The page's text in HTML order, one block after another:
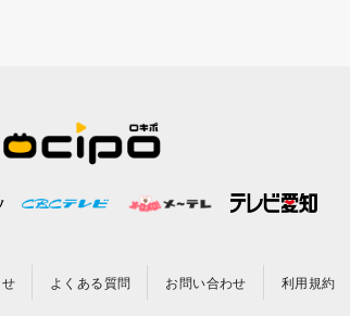
よくある質問 お問い合わせ 利用規約